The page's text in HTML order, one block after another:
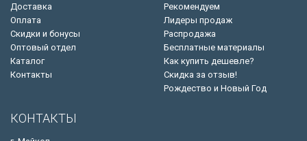
Доставка
Оплата
Скидки и бонусы
Оптовый отдел
Каталог
Контакты
Рекомендуем
Лидеры продаж
Распродажа
Бесплатные материалы
Как купить дешевле?
Скидка за отзыв!
Рождество и Новый Год
КОНТАКТЫ